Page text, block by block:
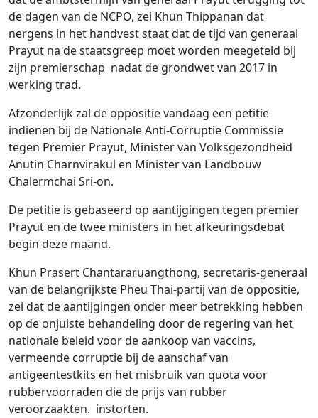
de dagen van de NCPO, zei Khun Thippanan dat
nergens in het handvest staat dat de tijd van generaal
Prayut na de staatsgreep moet worden meegeteld bij
zijn premierschap nadat de grondwet van 2017 in
werking trad.
Afzonderlijk zal de oppositie vandaag een petitie
indienen bij de Nationale Anti-Corruptie Commissie
tegen Premier Prayut, Minister van Volksgezondheid
Anutin Charnvirakul en Minister van Landbouw
Chalermchai Sri-on.
De petitie is gebaseerd op aantijgingen tegen premier
Prayut en de twee ministers in het afkeuringsdebat
begin deze maand.
Khun Prasert Chantararuangthong, secretaris-generaal
van de belangrijkste Pheu Thai-partij van de oppositie,
zei dat de aantijgingen onder meer betrekking hebben
op de onjuiste behandeling door de regering van het
nationale beleid voor de aankoop van vaccins,
vermeende corruptie bij de aanschaf van
antigeentestkits en het misbruik van quota voor
rubbervoorraden die de prijs van rubber
veroorzaakten. instorten.